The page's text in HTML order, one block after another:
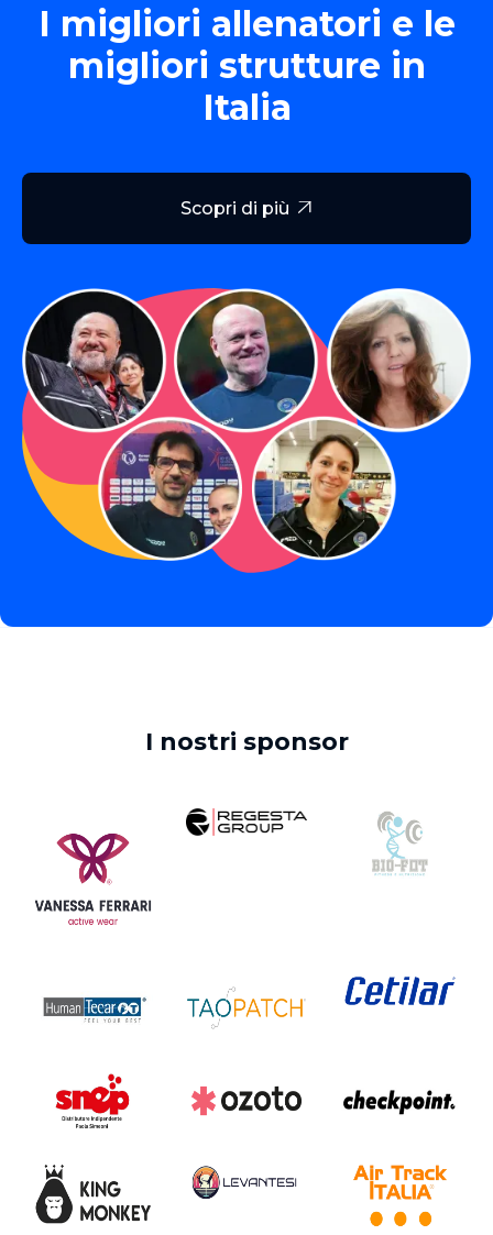
I migliori allenatori e le
migliori strutture in
Italia
Scopri di più 
I nostri sponsor